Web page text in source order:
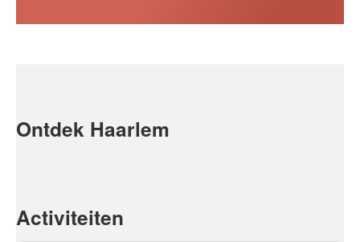
Ontdek Haarlem
Activiteiten